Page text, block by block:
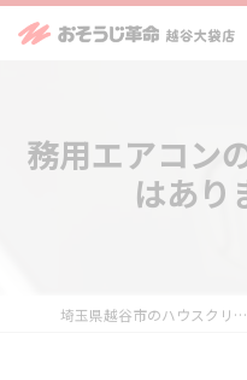
務用エアコン
はあり
埼玉県越谷市のハウスクリーニングならおそうじ革命越谷大袋店